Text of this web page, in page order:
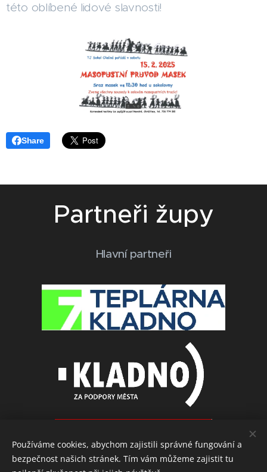
této oblíbené lidové slavnosti!
Share
Partneři župy
Hlavní partneři
Další partneři
Používáme cookies, abychom zajistili správné fungování a
bezpečnost našich stránek. Tím vám můžeme zajistit tu